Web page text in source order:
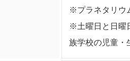
※プラネタリウ
※土曜日と日曜
族学校の児童・